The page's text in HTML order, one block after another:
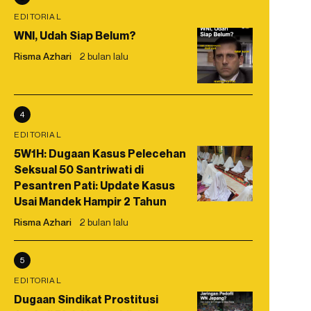
EDITORIAL
WNI, Udah Siap Belum?
Risma Azhari 2 bulan lalu
4
EDITORIAL
5W1H: Dugaan Kasus Pelecehan
Seksual 50 Santriwati di
Pesantren Pati: Update Kasus
Usai Mandek Hampir 2 Tahun
Risma Azhari 2 bulan lalu
5
EDITORIAL
Dugaan Sindikat Prostitusi